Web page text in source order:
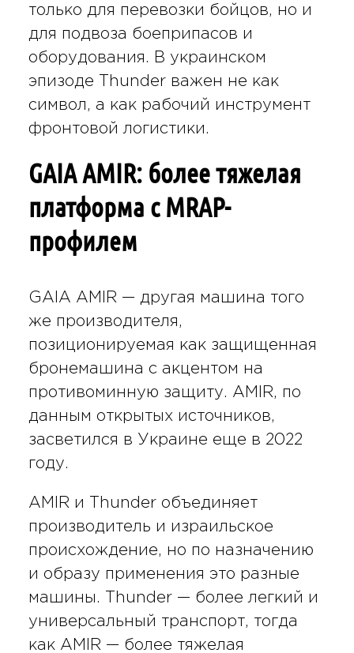
только для перевозки бойцов, но и
для подвоза боеприпасов и
оборудования. В украинском
эпизоде Thunder важен не как
символ, а как рабочий инструмент
фронтовой логистики.
GAIA AMIR: более тяжелая
платформа с MRAP-
профилем
GAIA AMIR — другая машина того
же производителя,
позиционируемая как защищенная
бронемашина с акцентом на
противоминную защиту. AMIR, по
данным открытых источников,
засветился в Украине еще в 2022
году.
AMIR и Thunder объединяет
производитель и израильское
происхождение, но по назначению
и образу применения это разные
машины. Thunder — более легкий и
универсальный транспорт, тогда
как AMIR — более тяжелая